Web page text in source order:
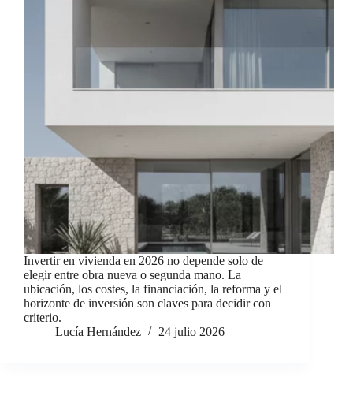
Invertir en vivienda en 2026 no depende solo de
elegir entre obra nueva o segunda mano. La
ubicación, los costes, la financiación, la reforma y el
horizonte de inversión son claves para decidir con
criterio.
Lucía Hernández
24 julio 2026